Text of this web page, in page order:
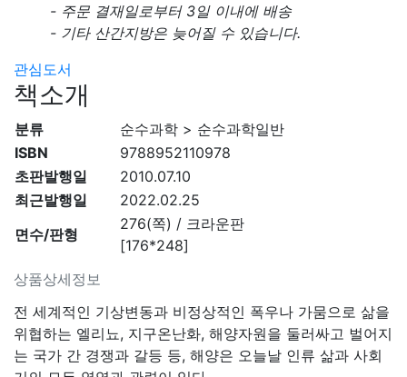
- 주문 결재일로부터 3일 이내에 배송
- 기타 산간지방은 늦어질 수 있습니다.
관심도서
책소개
상품상세정보
분류
순수과학 > 순수과학일반
ISBN
9788952110978
초판발행일
2010.07.10
최근발행일
2022.02.25
면수/판형
276(쪽) / 크라운판
[176*248]
전 세계적인 기상변동과 비정상적인 폭우나 가뭄으로 삶을
위협하는 엘리뇨, 지구온난화, 해양자원을 둘러싸고 벌어지
는 국가 간 경쟁과 갈등 등, 해양은 오늘날 인류 삶과 사회